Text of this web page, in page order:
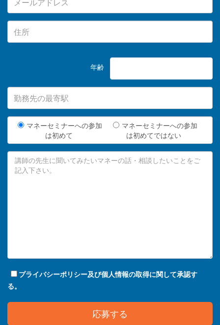
年齢
マネーセミナーへの参加
は初めて
マネーセミナーへの参加
は初めてではない
プライバシーポリシー及び個人情報の取得に関して承認す
る。